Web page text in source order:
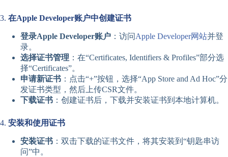
3. 在Apple Developer账户中创建证书
登录Apple Developer账户 ：访问Apple Developer网站并登
录。
选择证书管理 ：在“Certificates, Identifiers & Profiles”部分选
择“Certificates”。
申请新证书 ：点击“+”按钮，选择“App Store and Ad Hoc”分
发证书类型，然后上传CSR文件。
下载证书 ：创建证书后，下载并安装证书到本地计算机。
4. 安装和使用证书
安装证书 ：双击下载的证书文件，将其安装到“钥匙串访
问”中。